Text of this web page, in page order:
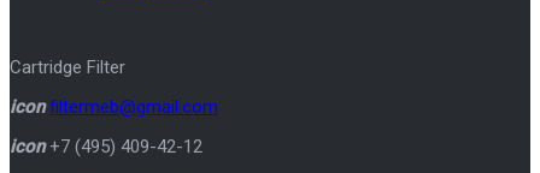
Cartridge Filter
icon filtermeb@gmail.com
icon +7 (495) 409-42-12